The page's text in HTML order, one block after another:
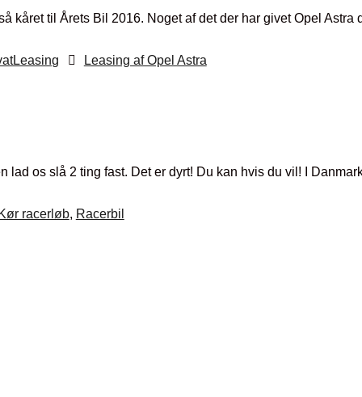
kåret til Årets Bil 2016. Noget af det der har givet Opel
Leasing af Opel Astra
lad os slå 2 ting fast. Det er dyrt! Du kan hvis du vil! I
racerløb, Racerbil